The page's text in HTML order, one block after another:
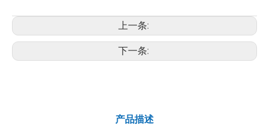
上一条:
下一条:
产品描述